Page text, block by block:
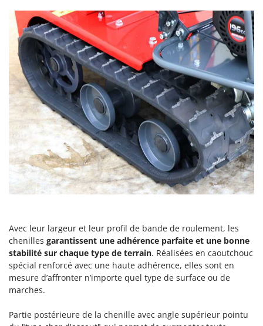
Avec leur largeur et leur profil de bande de roulement, les
chenilles garantissent une adhérence parfaite et une bonne
stabilité sur chaque type de terrain. Réalisées en caoutchouc
spécial renforcé avec une haute adhérence, elles sont en
mesure d’affronter n’importe quel type de surface ou de
marches.
Partie postérieure de la chenille avec angle supérieur pointu